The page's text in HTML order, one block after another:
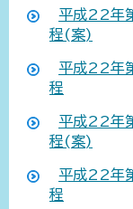
平成22年
程(案)
平成22年
程
平成22年
程(案)
平成22年
程